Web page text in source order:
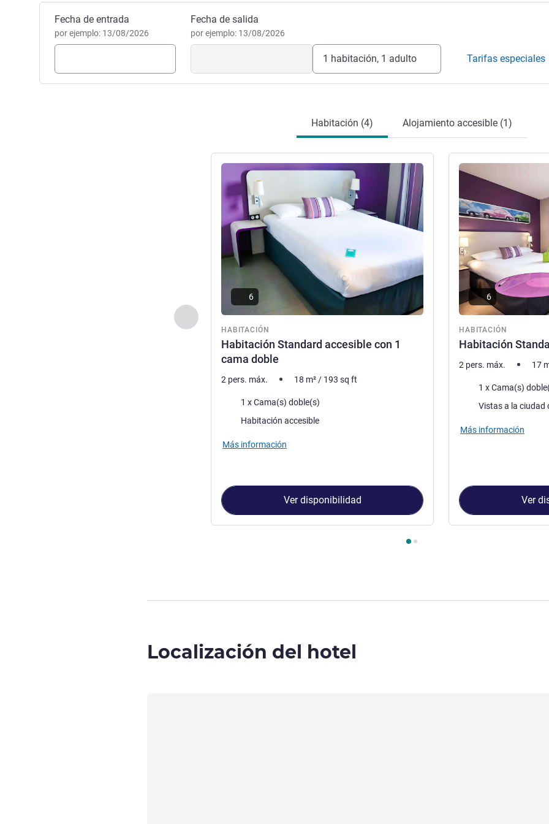
Reservar este hotel
Fecha de entrada
por ejemplo: 13/08/2026
Fecha de salida
por ejemplo: 13/08/2026
1 habitación, 1 adulto Tarifas especiales
Habitación (4) Alojamiento accesible (1)
Anterior - Habitación
HABITACIÓN
Habitación Standard accesible con 1
cama doble
Más información
6
2 pers. máx. 18 m² / 193 sq ft
Ropa de cama
1 x Cama(s) doble(s)
Habitación accesible
Más información
Ver disponibilidad
HABITACIÓN
Habitación
Más información
6
2 pers. máx. 17
Ropa de cama
1 x Cama(s)
Views :
Más información
Ver
Localización del hotel